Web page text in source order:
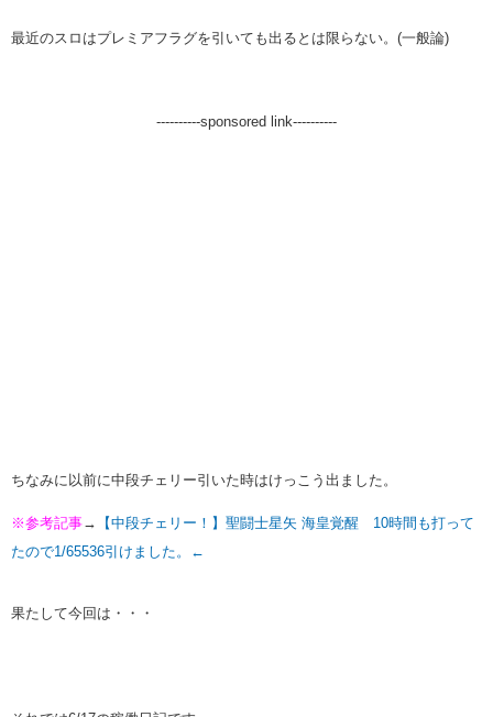
最近のスロはプレミアフラグを引いても出るとは限らない。(一般論)
----------sponsored link----------
ちなみに以前に中段チェリー引いた時はけっこう出ました。
※参考記事→
【中段チェリー！】聖闘士星矢 海皇覚醒 10時間も打って
たので1/65536引けました。←
果たして今回は・・・